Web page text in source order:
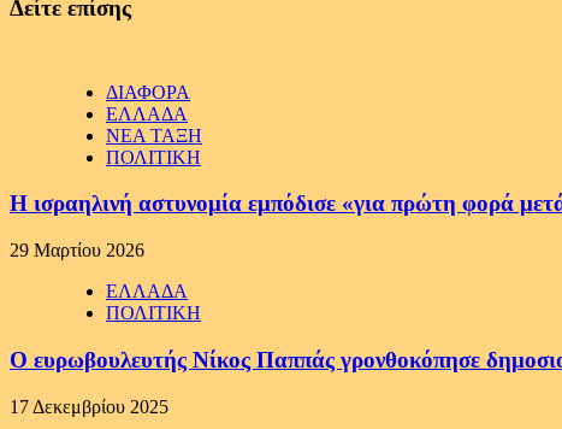
Δείτε επίσης
ΔΙΑΦΟΡΑ
ΕΛΛΑΔΑ
ΝΕΑ ΤΑΞΗ
ΠΟΛΙΤΙΚΗ
Η ισραηλινή αστυνομία εμπόδισε «για πρώτη φορά
29 Μαρτίου 2026
ΕΛΛΑΔΑ
ΠΟΛΙΤΙΚΗ
Ο ευρωβουλευτής Νίκος Παππάς γρονθοκόπησε
17 Δεκεμβρίου 2025